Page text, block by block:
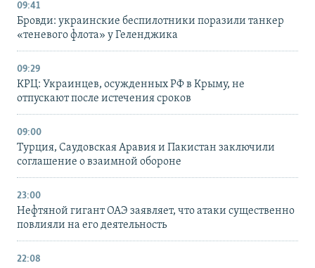
09:41
Бровди: украинские беспилотники поразили танкер
«теневого флота» у Геленджика
09:29
КРЦ: Украинцев, осужденных РФ в Крыму, не
отпускают после истечения сроков
09:00
Турция, Саудовская Аравия и Пакистан заключили
соглашение о взаимной обороне
23:00
Нефтяной гигант ОАЭ заявляет, что атаки существенно
повлияли на его деятельность
22:08